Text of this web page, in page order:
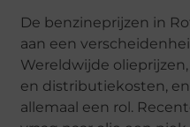
De benzineprijzen in
aan een
Wereldwijde
en distributiekosten,
allemaal een rol.